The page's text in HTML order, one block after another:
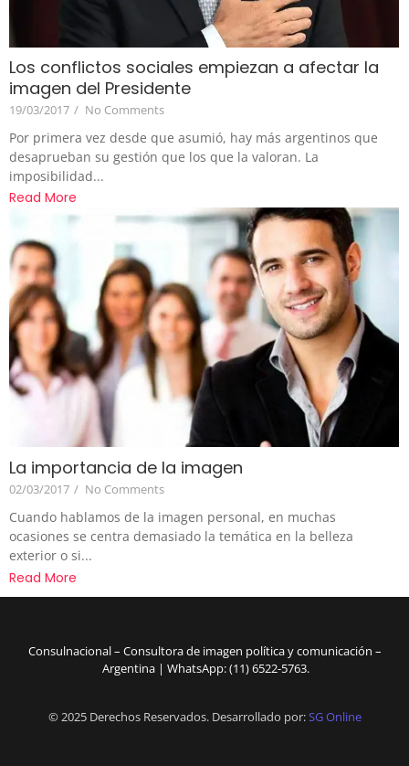
Los conflictos sociales empiezan a afectar la
imagen del Presidente
19/03/2017 / No Comments
Por primera vez desde que asumió, hay más argentinos que
desaprueban su gestión que los que la valoran. La
imposibilidad...
Read More
La importancia de la imagen
02/03/2017 / No Comments
Cuando hablamos de la imagen personal, en muchas
ocasiones se centra demasiado la temática en la belleza
exterior o si...
Read More
Consulnacional – Consultora de imagen política y comunicación –
Argentina | WhatsApp: (11) 6522-5763.
© 2025 Derechos Reservados. Desarrollado por:SG Online